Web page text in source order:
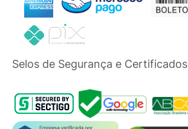
Selos de Segurança e Certificados